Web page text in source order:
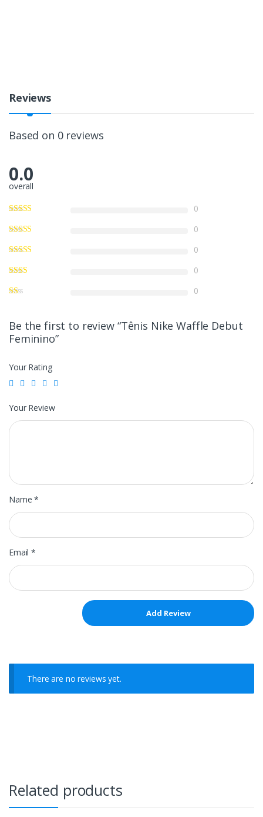
Reviews
Based on 0 reviews
0.0
overall
0
0
0
0
0
Be the first to review “Tênis Nike Waffle Debut
Feminino”
Your Rating
Your Review
Name*
Email*
There are no reviews yet.
Related products